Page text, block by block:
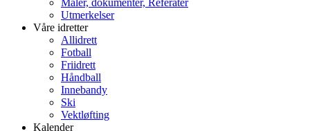
Maler, dokumenter, Referater
Utmerkelser
Våre idretter
Allidrett
Fotball
Friidrett
Håndball
Innebandy
Ski
Vektløfting
Kalender